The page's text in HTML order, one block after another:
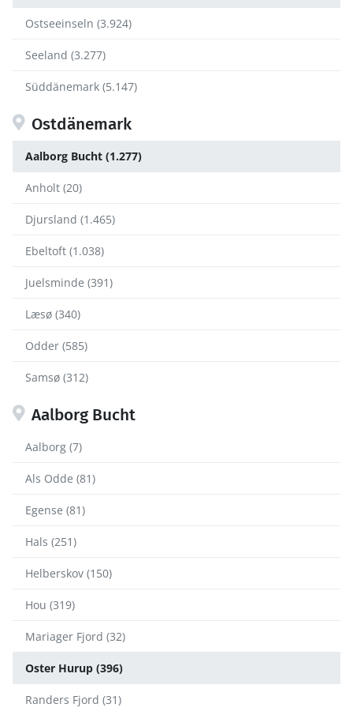
Ostseeinseln (3.924)
Seeland (3.277)
Süddänemark (5.147)
Ostdänemark
Aalborg Bucht (1.277)
Anholt (20)
Djursland (1.465)
Ebeltoft (1.038)
Juelsminde (391)
Læsø (340)
Odder (585)
Samsø (312)
Aalborg Bucht
Aalborg (7)
Als Odde (81)
Egense (81)
Hals (251)
Helberskov (150)
Hou (319)
Mariager Fjord (32)
Oster Hurup (396)
Randers Fjord (31)